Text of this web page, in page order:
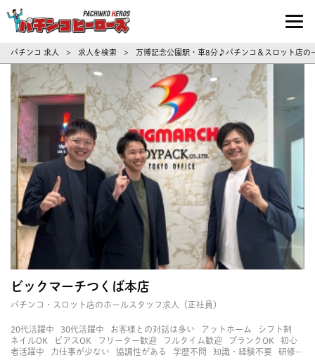
パチンコ求人・転職ならパチンコヒーロ
パチンコ 求人 > 求人を検索 > 万博記念公園駅・車8分♪パチンコ＆スロット店の
ビックマーチつくば本店
パチンコ・スロット店のホールスタッフ求人（正社員）
20代活躍中 30代活躍中 お客様との対話は多い アットホーム
シフト制
ネイルOK
ピアスOK フリーター歓迎 フルタイム歓迎 ブランクOK
初心
者活躍中
力仕事が少ない 協調性がある 学歴不問 知識・経験不要
研修あ